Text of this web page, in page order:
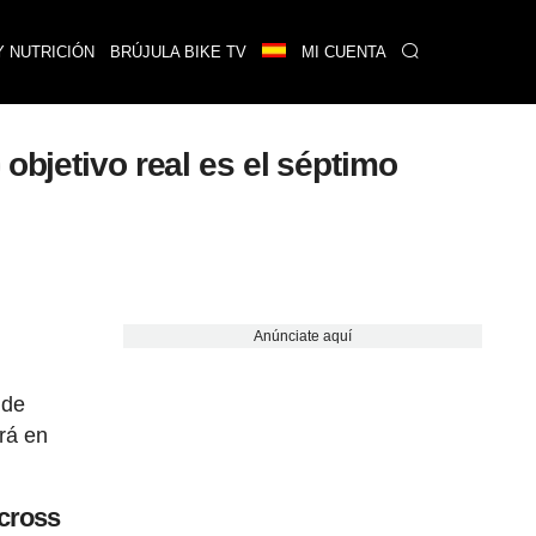
NUTRICIÓN BRÚJULA BIKE TV MI CUENTA
real es el séptimo
en
Anúnciate aquí